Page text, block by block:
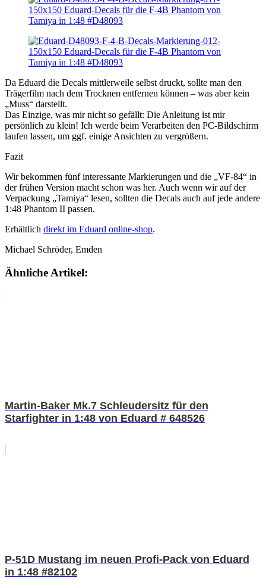
Da Eduard die Decals mittlerweile selbst druckt, sollte man den
Trägerfilm nach dem Trocknen entfernen können – was aber kein
„Muss“ darstellt.
Das Einzige, was mir nicht so gefällt: Die Anleitung ist mir
persönlich zu klein! Ich werde beim Verarbeiten den PC-Bildschirm
laufen lassen, um ggf. einige Ansichten zu vergrößern.
Fazit
Wir bekommen fünf interessante Markierungen und die „VF-84“ in
der frühen Version macht schon was her. Auch wenn wir auf der
Verpackung „Tamiya“ lesen, sollten die Decals auch auf jede andere
1:48 Phantom II passen.
Erhältlich direkt im Eduard online-shop.
Michael Schröder, Emden
Ähnliche Artikel:
Martin-Baker Mk.7 Schleudersitz für den
Starfighter in 1:48 von Eduard # 648526
P-51D Mustang im neuen Profi-Pack von Eduard
in 1:48 #82102